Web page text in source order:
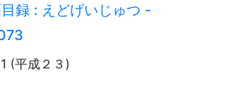
録 : えどげいじゅつ -
(平成２３)